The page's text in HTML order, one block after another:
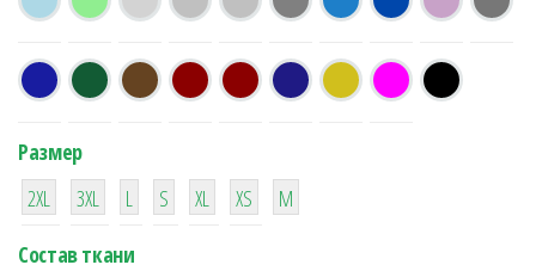
Размер
38
2XL
16
3XL
42
L
42
S
42
XL XS
М
Состав ткани